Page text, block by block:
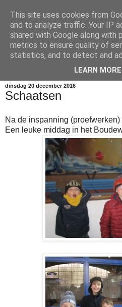
vierde leerjaar
Welkom op de blog van 4A en
onze avonturen!
dinsdag 20 december 2016
Schaatsen
Na de inspanning
Een leuke middag in het
This site uses cookies from
and to analyze traffic. Your IP
shared with Google along with
metrics to ensure quality of
statistics, and to detect and
LEARN MORE